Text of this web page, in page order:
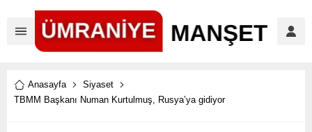
Anasayfa
Siyaset
TBMM Başkanı Numan Kurtulmuş, Rusya’ya gidiyor